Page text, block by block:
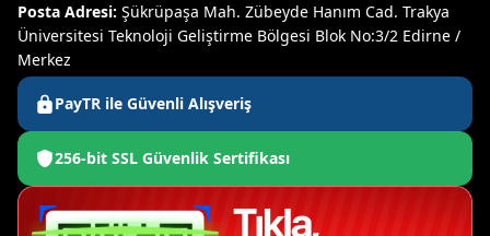
Posta Adresi: Şükrüpaşa Mah. Zübeyde Hanım Cad. Trakya
Üniversitesi Teknoloji Geliştirme Bölgesi Blok No:3/2 Edirne /
Merkez
PayTR ile Güvenli Alışveriş
256-bit SSL Güvenlik Sertifikası